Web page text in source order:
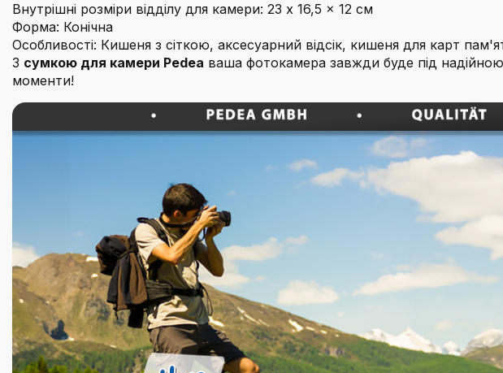
Внутрішні розміри відділу для камери: 23 x 16,5 x 12 см
Форма: Конічна
Особливості: Кишеня з сіткою, аксесуарний відсік, кишеня для карт
З сумкою для камери Pedea ваша фотокамера завжди буде під
моменти!